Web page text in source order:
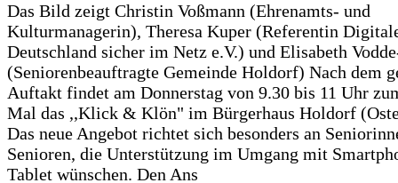
Das Bild zeigt Christin Voßmann (Ehrenamts- und
Kulturmanagerin), Theresa Kuper (Referentin
Deutschland sicher im Netz e.V.) und Elisabeth
(Seniorenbeauftragte Gemeinde Holdorf) Nach dem
Auftakt findet am Donnerstag von 9.30 bis 11 Uhr
Mal das ,,Klick & Klön" im Bürgerhaus Holdorf
Das neue Angebot richtet sich besonders an
Senioren, die Unterstützung im Umgang mit
Tablet wünschen. Den Ans